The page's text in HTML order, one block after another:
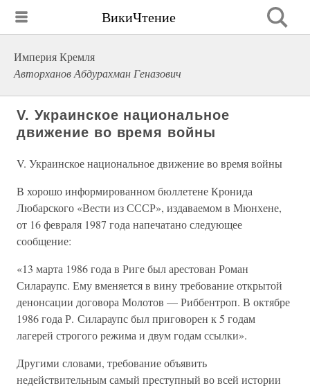
ВикиЧтение
Империя Кремля
Авторханов Абдурахман Геназович
V. Украинское национальное
движение во время войны
V. Украинское национальное движение во время войны
В хорошо информированном бюллетене Кронида
Любарского «Вести из СССР», издаваемом в Мюнхене,
от 16 февраля 1987 года напечатано следующее
сообщение:
«13 марта 1986 года в Риге был арестован Роман
Силараупс. Ему вменяется в вину требование открытой
денонсации договора Молотов — Риббентроп. В октябре
1986 года Р. Силараупс был приговорен к 5 годам
лагерей строгого режима и двум годам ссылки».
Другими словами, требование объявить
недействительным самый преступный во всей истории